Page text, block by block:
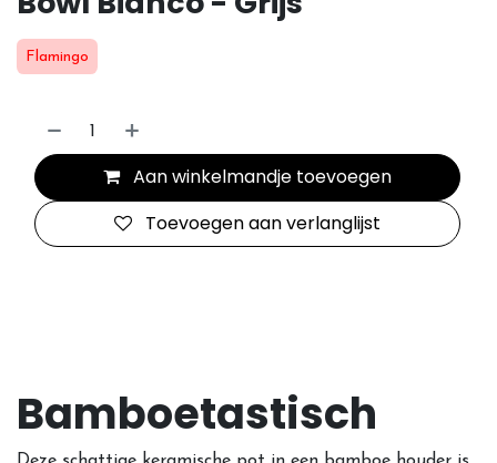
Flamingo
Aan winkelmandje toevoegen
Toevoegen aan verlanglijst
Bamboetastisch